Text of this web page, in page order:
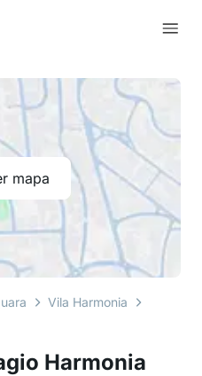
Harmonia
mapa
Vila Harmonia